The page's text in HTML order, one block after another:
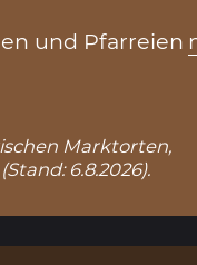
und Pfarreien
Marktorten,
6.8.2026).